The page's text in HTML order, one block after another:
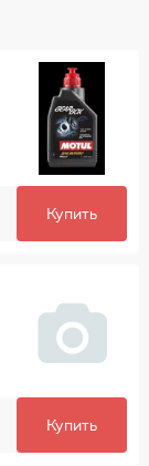
Купить
Купить